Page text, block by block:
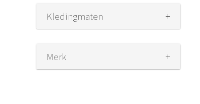
Kledingmaten +
Merk +